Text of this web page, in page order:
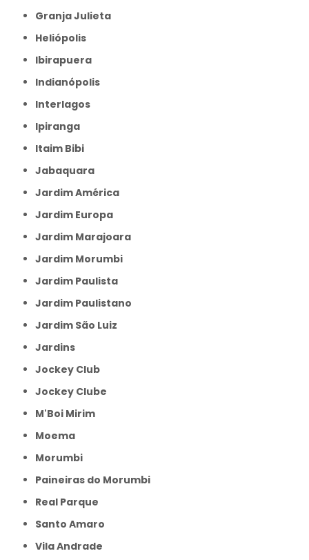
Granja Julieta
Heliópolis
Ibirapuera
Indianópolis
Interlagos
Ipiranga
Itaim Bibi
Jabaquara
Jardim América
Jardim Europa
Jardim Marajoara
Jardim Morumbi
Jardim Paulista
Jardim Paulistano
Jardim São Luiz
Jardins
Jockey Club
Jockey Clube
M'Boi Mirim
Moema
Morumbi
Paineiras do Morumbi
Real Parque
Santo Amaro
Vila Andrade